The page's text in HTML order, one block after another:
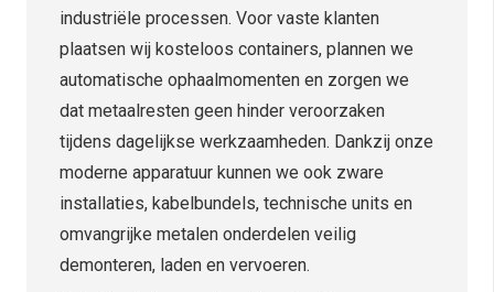
industriële processen. Voor vaste klanten
plaatsen wij kosteloos containers, plannen we
automatische ophaalmomenten en zorgen we
dat metaalresten geen hinder veroorzaken
tijdens dagelijkse werkzaamheden. Dankzij onze
moderne apparatuur kunnen we ook zware
installaties, kabelbundels, technische units en
omvangrijke metalen onderdelen veilig
demonteren, laden en vervoeren.